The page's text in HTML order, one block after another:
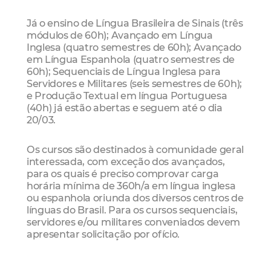
Já o ensino de Língua Brasileira de Sinais (três
módulos de 60h); Avançado em Língua
Inglesa (quatro semestres de 60h); Avançado
em Língua Espanhola (quatro semestres de
60h); Sequenciais de Língua Inglesa para
Servidores e Militares (seis semestres de 60h);
e Produção Textual em língua Portuguesa
(40h) já estão abertas e seguem até o dia
20/03.
Os cursos são destinados à comunidade geral
interessada, com exceção dos avançados,
para os quais é preciso comprovar carga
horária mínima de 360h/a em língua inglesa
ou espanhola oriunda dos diversos centros de
línguas do Brasil. Para os cursos sequenciais,
servidores e/ou militares conveniados devem
apresentar solicitação por ofício.